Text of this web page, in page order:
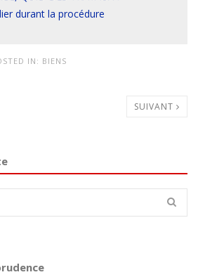
durant la procédure
IN: BIENS
SUIVANT